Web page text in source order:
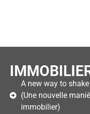
A new way to
(Une nouvelle
immobilier)